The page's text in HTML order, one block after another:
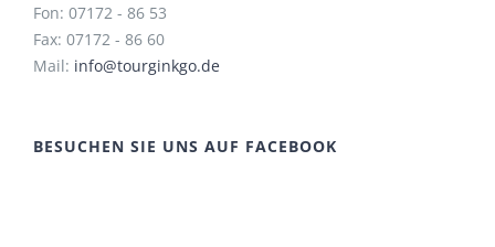
Fon: 07172 - 86 53
Fax: 07172 - 86 60
Mail: info@tourginkgo.de
BESUCHEN SIE UNS AUF FACEBOOK